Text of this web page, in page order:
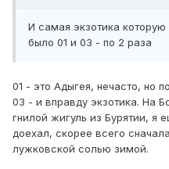
И самая экзотика
было 01 и 03 - по 2 раза
01 - это Адыгея, нечасто, но
03 - и вправду экзотика. На
гнилой жигуль из Бурятии, я
доехал, скорее всего
лужковской солью зимой.